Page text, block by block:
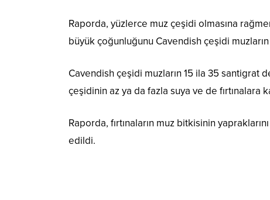
Raporda, yüzlerce muz çeşidi olmasına
büyük çoğunluğunu Cavendish çeşidi
Cavendish çeşidi muzların 15 ila 35 santigrat
çeşidinin az ya da fazla suya ve de fırtınalara
Raporda, fırtınaların muz bitkisinin
edildi.